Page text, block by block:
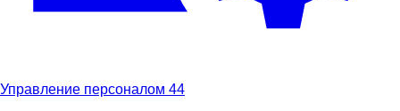
Управление персоналом 44